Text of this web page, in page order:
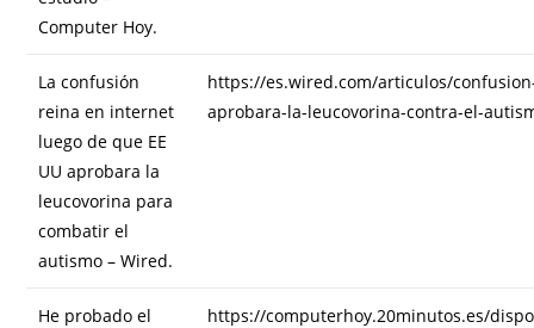
Computer Hoy.
La confusión
reina en internet
luego de que EE
UU aprobara la
leucovorina para
combatir el
autismo – Wired.
https://es.wired.com/articulos/
aprobara-la-leucovorina-contra-el-
He probado el
https://computerhoy.20minutos.es/